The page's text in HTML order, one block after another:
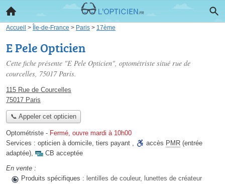
Accueil > Île-de-France > Paris > 17ème
E Pele Opticien
Cette fiche présente "E Pele Opticien", optométriste situé rue de
courcelles, 75017 Paris.
115 Rue de Courcelles
75017 Paris
📞 Appeler cet opticien
Optométriste - Fermé, ouvre mardi à 10h00
Services : opticien à domicile, tiers payant , accès PMR (entrée
adaptée),
CB acceptée
En vente :
Produits spécifiques : lentilles de couleur, lunettes de créateur